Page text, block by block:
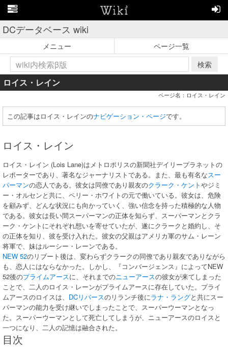
DCデータベース wiki
メニュー
ページ一覧
検索
ロイス・レイン
ページ名：ロイス・レイン
この記事はロイス・レインのナビゲーション・ページです。
ロイス・レイン
ロイス・レイン (Lois Lane)はメトロポリスの新聞社デイリープラネットの
レポーターであり、著名なジャーナリストである。また、最も有名なスー
パーマンの恋人である。彼女は同僚であり親友のクラーク・ケントやジミ
ー・オルセンと共に、ペリー・ホワイトの元で働いている。彼女は、危険
を顧みず、どんな状況にも向かっていく、強い信念を持った積極的な人物
である。彼女は長い間スーパーマンの正体を知らず、スーパーマンとクラ
ーク・ケントにそれぞれ想いを寄せていたが、遂にクラークと婚約し、そ
の正体を知り、彼を受け入れた。彼女の父親はアメリカ軍のサム・レーン
将軍で、妹はルーシー・レーンである。
NEW 52のリブート後は、変わらずクラークの同僚であり親友でありながら
も、恋人にはならなかった。しかし、『コンバージェンス』によってNEW
52後のプライムアースに、それまでのニューアースの彼女が来てしまった
ことで、二人のロイス・レーンがプライムアースに存在していた。プライ
ムアースのロイスは、 DCリバースのリランチ後にラナ・ラングと共にスー
パーマンの能力を受け継いでしまったことで、スーパーウーマンとなっ
た。スーパーウーマンとして死亡してしまうが、ニューアースのロイスと
一つになり、二人の記憶は融合された。
目次